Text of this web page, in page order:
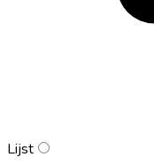
Lijst